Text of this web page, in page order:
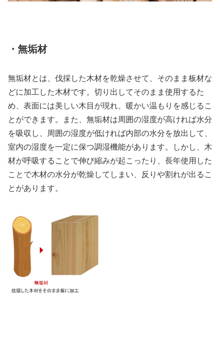
・無垢材
無垢材とは、伐採した木材を乾燥させて、そのまま板材な
どに加工した木材です。切り出してそのまま使用するた
め、表面には美しい木目が現れ、暖かい温もりを感じるこ
とができます。また、無垢材は周囲の湿度が高ければ水分
を吸収し、周囲の湿度が低ければ内部の水分を放出して、
室内の湿度を一定に保つ調湿機能があります。しかし、木
材が呼吸することで伸び縮みが起こったり、長年使用した
ことで木材の水分が乾燥してしまい、反りや割れが出るこ
とがあります。